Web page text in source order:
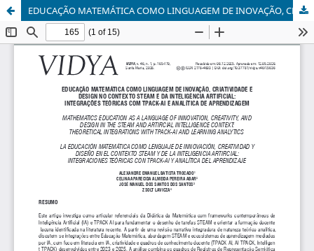
EDUCAÇÃO MATEMÁTICA COMO LINGUAGEM DE INOVAÇÃO, CRIATIVIDADE E DESIGN NO CONTEXTO STEAM E DA INTELIGÊNCIA ARTIFICIAL: INTEGRAÇÕES TEÓRICAS COM TPACK-AI E ANALÍTICA DE APRENDIZAGEM